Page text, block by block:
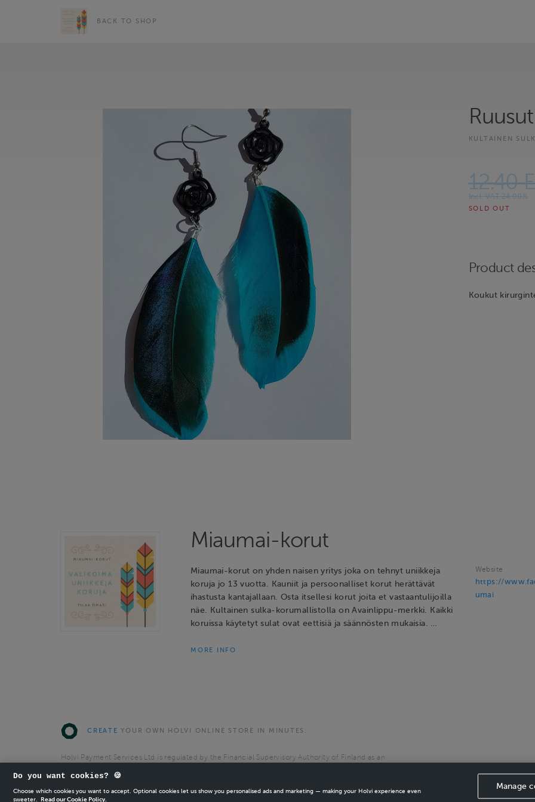
BACK TO SHOP
Ruusut
KULTAINEN
12.40
Incl. VAT 24.00%
SOLD OUT
Product
Koukut
Miaumai-korut
Miaumai-korut on yhden naisen yritys joka on tehnyt uniikkeja
koruja jo 13 vuotta. Kauniit ja persoonalliset korut herättävät
ihastusta kantajallaan. Osta itsellesi korut joita et vastaantulijoilla
näe. Kultainen sulka-korumallistolla on Avainlippu-merkki. Kaikki
koruissa käytetyt sulat ovat eettisiä ja säännösten mukaisia. …
MORE INFO
Website
https://
umai
CREATE YOUR OWN HOLVI ONLINE STORE IN MINUTES.
Holvi Payment Services Ltd is regulated by the Financial Supervisory Authority of Finland as an
Do you want cookies? 🍪
Choose which cookies you want to accept. Optional cookies let us show you personalised ads and marketing — making your Holvi experience even
sweeter.
Read our Cookie Policy.
Manage